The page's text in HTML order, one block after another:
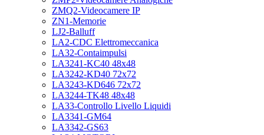
ZMQ2-Videocamere IP
ZN1-Memorie
LJ2-Balluff
LA2-CDC Elettromeccanica
LA32-Contaimpulsi
LA3241-KC40 48x48
LA3242-KD40 72x72
LA3243-KD646 72x72
LA3244-TK48 48x48
LA33-Controllo Livello Liquidi
LA3341-GM64
LA3342-GS63